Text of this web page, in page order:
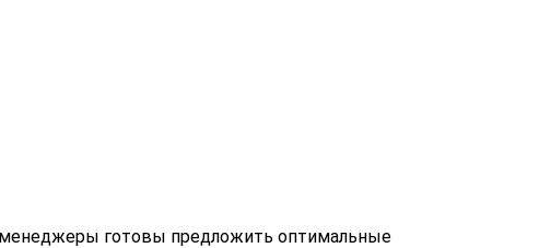
готовы предложить оптимальные